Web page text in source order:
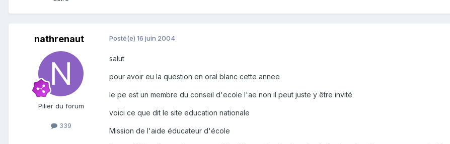
nathrenaut
Pilier du forum
339
Posté(e) 16 juin 2004
salut
pour avoir eu la question en oral blanc cette annee
le pe est un membre du conseil d'ecole l'ae non il peut juste y être invité
voici ce que dit le site education nationale
Mission de l'aide éducateur d'école